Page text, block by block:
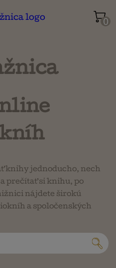
0
knihy jednoducho, nech
prečítať si knihu, po
nájdete širokú
a spoločenských